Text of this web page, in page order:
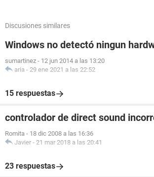
Discusiones similares
Windows no detectó ningun
sumartinez - 12 jun 2014 a las 13:20
aria - 29 ene 2021 a las 22:52
15 respuestas
controlador de direct sound
Romita - 18 dic 2008 a las 16:36
Javier - 21 mar 2018 a las 20:41
23 respuestas